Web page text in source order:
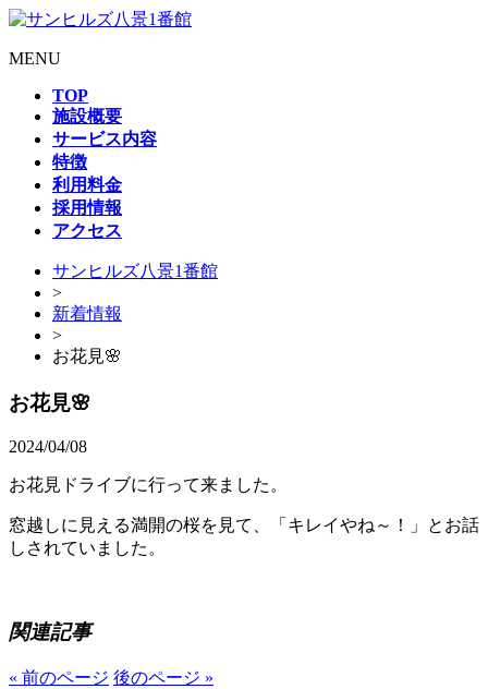
MENU
TOP
施設概要
サービス内容
特徴
利用料金
採用情報
アクセス
サンヒルズ八景1番館
>
新着情報
>
お花見🌸
お花見🌸
2024/04/08
お花見ドライブに行って来ました。
窓越しに見える満開の桜を見て、「キレイやね～！」とお話
しされていました。
関連記事
« 前のページ 後のページ »